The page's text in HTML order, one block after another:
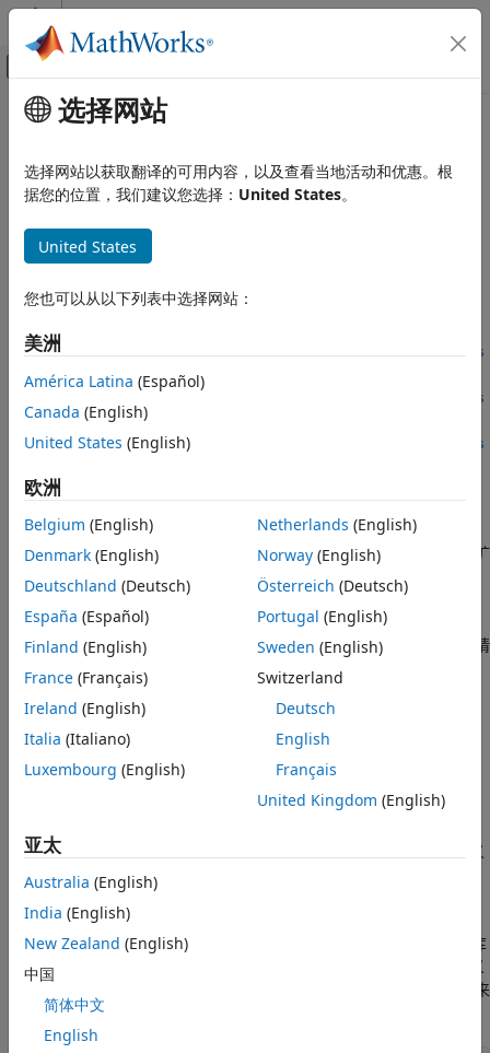
跳到内容
画布外导航菜单切换
文档主页
外部语言接口
将 C++ 与 MATLAB 结合使用
从 MATLAB 调用 C/C++
构建 MATLAB 的 C/C++ 库接口
clibgen.generateLibraryDefinition
本页内容
语法
描述
示例
输入参量
限制
提示
另请参阅
主要内容
本页翻译不是最新的。点击此处可查看最新英文版本。
clibgen.generateLibraryDefinition
为 C++ 库创建定义文件
语法
clibgen.generateLibraryDefinition(InterfaceGenerationFiles
,Libraries=LibraryFiles)
clibgen.generateLibraryDefinition(InterfaceGenerationFiles
,SupportingSourceFiles=SourceFiles)
clibgen.generateLibraryDefinition(InterfaceGenerationFiles
clibgen.generateLibraryDefinition(
说明
clibgen.generateLibraryDefinition函数创建一个具有
文件扩
展名的定义文件 ，用于生成 C++ 库的 MATLAB
接口。使用此函
数可以：
选择定义接口的 C/C++ 文件。有关要使用哪种语法的指导，请
参阅
中的“库中的文件”。
选择生成步骤使用的配置。
（可选）指定用于定义参量的配置。
（可选）指定编译器编译配置参量。
创建定义文件后，您可以选择修改内容，以包含函数无法自动定义
的功能。有关使用库定义文件的信息，请参阅
Interface for C/C++ Library
您需要 MATLAB 支持的 C++ 编译器。您必须使用与编译该 C++ 库
时所用的相同编译器来编译接口库。如果您的库完全由源文件定义
（不使用编译库文件），则您可以选择任何受支持的 C++ 编译器来
编译接口库。有关 C++ 编译器的信息，请键入：
选择网站
选择网站以获取翻译的可用内容，以及查看当地活动和优惠。根
据您的位置，我们建议您选择： United States。
United States
您也可以从以下列表中选择网站：
美洲
América Latina (Español)
Canada (English)
United States (English)
欧洲
Belgium (English)
Denmark (English)
Deutschland (Deutsch)
España (Español)
Finland (English)
France (Français)
Ireland (English)
Italia (Italiano)
Luxembourg (English)
Netherlands (English)
Norway(English)
Österreich (Deutsch)
Portugal (English)
Sweden (English)
Switzerland
Deutsch
English
Français
United Kingdom (English)
亚太
Australia (English)
India (English)
New Zealand (English)
中国
简体中文
English